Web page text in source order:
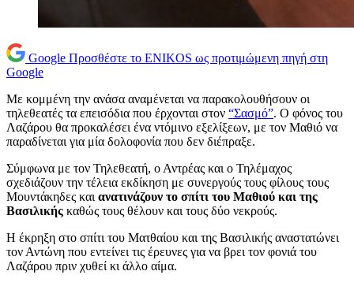
Google Προσθέστε το ENIKOS ως προτιμώμενη πηγή στη
Google
Με κομμένη την ανάσα αναμένεται να παρακολουθήσουν οι
τηλεθεατές τα επεισόδια που έρχονται στον “Σασμό”. Ο φόνος του
Λαζάρου θα προκαλέσει ένα ντόμινο εξελίξεων, με τον Μαθιό να
παραδίνεται για μία δολοφονία που δεν διέπραξε.
Σύμφωνα με τον Τηλεθεατή, ο Αντρέας και ο Τηλέμαχος
σχεδιάζουν την τέλεια εκδίκηση με συνεργούς τους φίλους τους
Μουντάκηδες και ανατινάζουν το σπίτι του Μαθιού και της
Βασιλικής καθώς τους θέλουν και τους δύο νεκρούς.
Η έκρηξη στο σπίτι του Ματθαίου και της Βασιλικής αναστατώνει
τον Αντώνη που εντείνει τις έρευνες για να βρει τον φονιά του
Λαζάρου πριν χυθεί κι άλλο αίμα.